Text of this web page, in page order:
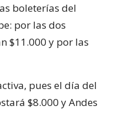
boleterías del
por las dos
$11.000 y por las
pues el día del
$8.000 y Andes